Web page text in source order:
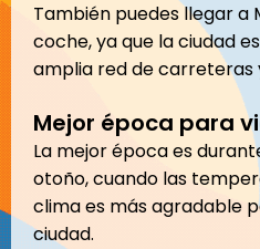
También puedes llegar a
coche, ya que la ciudad
amplia red de carreteras
Mejor época para
La mejor época es
otoño, cuando las
clima es más agradable
ciudad.